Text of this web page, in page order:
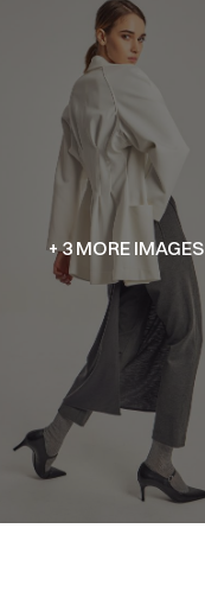
+ 3 MORE IMAGES